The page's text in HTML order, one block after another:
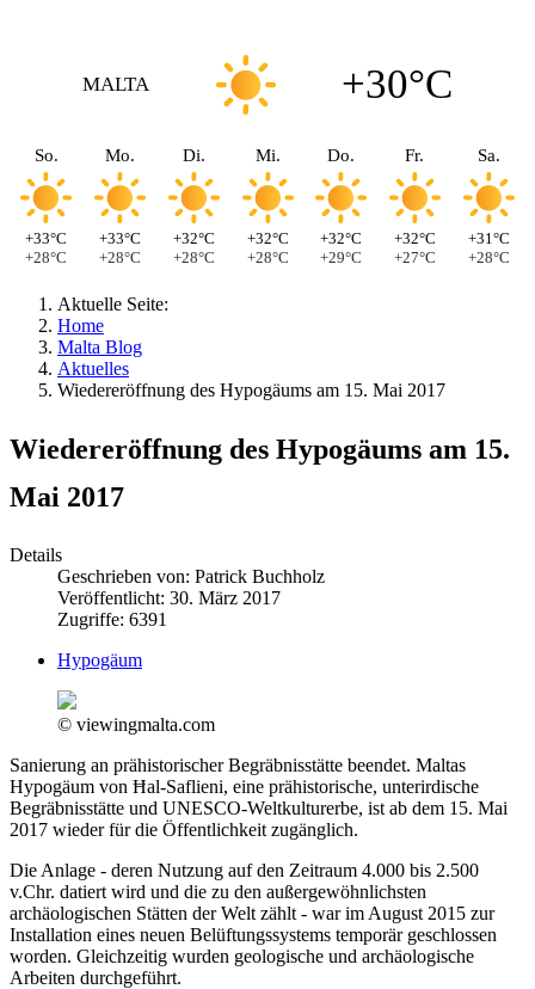
MALTA +30°C
So.
+33°C
+28°C
Mo.
+33°C
+28°C
Di.
+32°C
+28°C
Mi.
+32°C
+28°C
Do.
+32°C
+29°C
Fr.
+32°C
+27°C
Sa.
+31°C
+28°C
Aktuelle Seite:
Home
Malta Blog
Aktuelles
Wiedereröffnung des Hypogäums am 15. Mai 2017
Wiedereröffnung des Hypogäums am 15.
Mai 2017
Details
Geschrieben von: Patrick Buchholz
Veröffentlicht: 30. März 2017
Zugriffe: 6391
Hypogäum
© viewingmalta.com
Sanierung an prähistorischer Begräbnisstätte beendet. Maltas
Hypogäum von Ħal-Saflieni, eine prähistorische, unterirdische
Begräbnisstätte und UNESCO-Weltkulturerbe, ist ab dem 15. Mai
2017 wieder für die Öffentlichkeit zugänglich.
Die Anlage - deren Nutzung auf den Zeitraum 4.000 bis 2.500
v.Chr. datiert wird und die zu den außergewöhnlichsten
archäologischen Stätten der Welt zählt - war im August 2015 zur
Installation eines neuen Belüftungssystems temporär geschlossen
worden. Gleichzeitig wurden geologische und archäologische
Arbeiten durchgeführt.